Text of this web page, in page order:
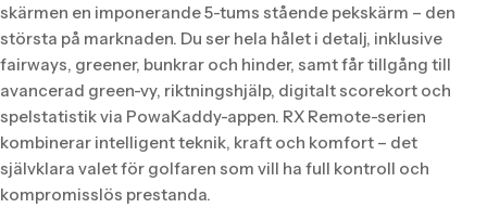
skärmen en imponerande 5-tums stående pekskärm – den
största på marknaden. Du ser hela hålet i detalj, inklusive
fairways, greener, bunkrar och hinder, samt får tillgång till
avancerad green-vy, riktningshjälp, digitalt scorekort och
spelstatistik via PowaKaddy-appen. RX Remote-serien
kombinerar intelligent teknik, kraft och komfort – det
självklara valet för golfaren som vill ha full kontroll och
kompromisslös prestanda.